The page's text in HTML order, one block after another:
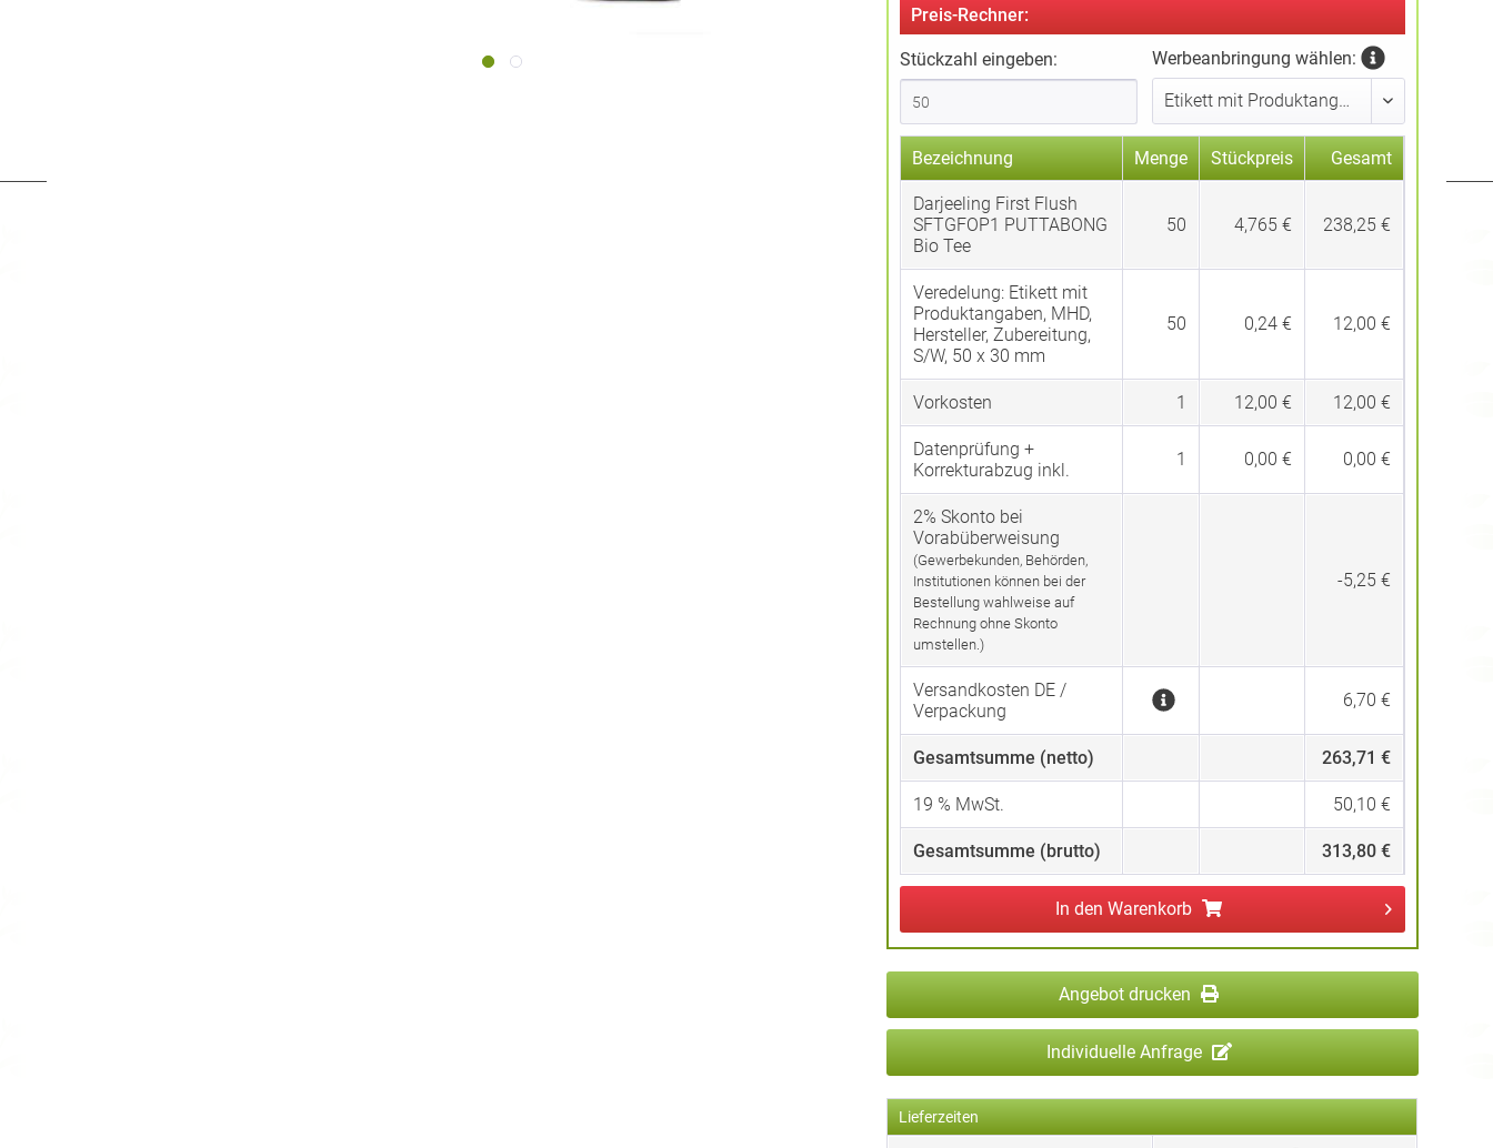
Preis-Rechner:
Stückzahl eingeben: Werbeanbringung wählen:
Bezeichnung Menge Stückpreis Gesamt
Darjeeling First Flush
SFTGFOP1 PUTTABONG
Bio Tee
50 4,765 € 238,25 €
Veredelung: Etikett mit
Produktangaben, MHD,
Hersteller, Zubereitung,
S/W, 50 x 30 mm
50 0,24 € 12,00 €
Vorkosten 1 12,00 € 12,00 €
Datenprüfung +
Korrekturabzug inkl.
1 0,00 € 0,00 €
2% Skonto bei
Vorabüberweisung
(Gewerbekunden, Behörden,
Institutionen können bei der
Bestellung wahlweise auf
Rechnung ohne Skonto
umstellen.)
-5,25 €
Versandkosten DE /
Verpackung
6,70 €
Gesamtsumme (netto) 263,71 €
19 % MwSt. 50,10 €
Gesamtsumme (brutto) 313,80 €
In den Warenkorb
Angebot drucken
Individuelle Anfrage
Lieferzeiten